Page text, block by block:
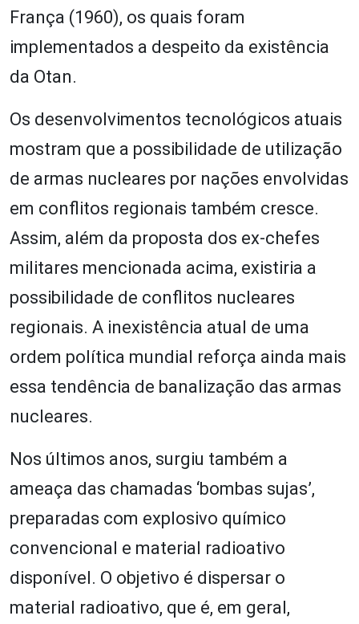
França (1960), os quais foram
implementados a despeito da existência
da Otan.
Os desenvolvimentos tecnológicos atuais
mostram que a possibilidade de utilização
de armas nucleares por nações envolvidas
em conflitos regionais também cresce.
Assim, além da proposta dos ex-chefes
militares mencionada acima, existiria a
possibilidade de conflitos nucleares
regionais. A inexistência atual de uma
ordem política mundial reforça ainda mais
essa tendência de banalização das armas
nucleares.
Nos últimos anos, surgiu também a
ameaça das chamadas ‘bombas sujas’,
preparadas com explosivo químico
convencional e material radioativo
disponível. O objetivo é dispersar o
material radioativo, que é, em geral,